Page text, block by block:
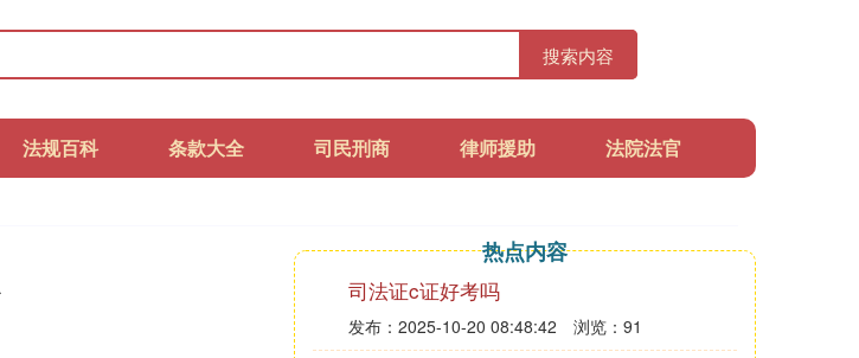
搜索内容
法规百科 条款大全 司民刑商 律师援助 法院法官
热点内容
司法证c证好考吗
发布：2025-10-20 08:48:42 浏览：91